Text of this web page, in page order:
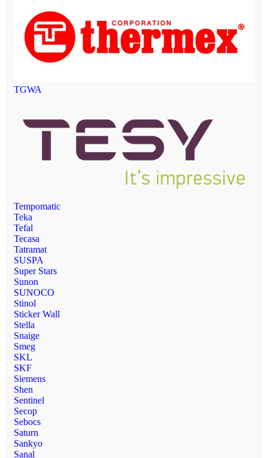
TGWA
Tempomatic
Teka
Tefal
Tecasa
Tatramat
SUSPA
Super Stars
Sunon
SUNOCO
Stinol
Sticker Wall
Stella
Snaige
Smeg
SKL
SKF
Siemens
Shen
Sentinel
Secop
Sebocs
Saturn
Sankyo
Sanal